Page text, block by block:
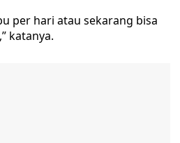
per hari atau sekarang bisa
katanya.